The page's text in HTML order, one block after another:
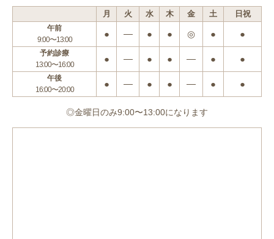
月 火 水 木 金 土 日祝
午前
9:00〜13:00
● ― ● ● ◎ ● ●
予約診療
13:00〜16:00
● ― ● ● ― ● ●
午後
16:00〜20:00
● ― ● ● ― ● ●
◎金曜日のみ9:00〜13:00になります